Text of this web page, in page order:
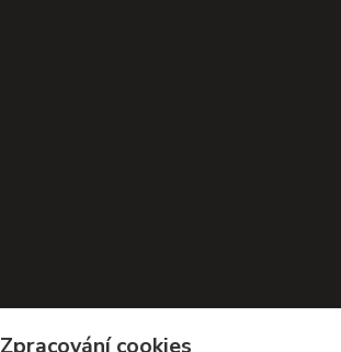
Zpracování cookies